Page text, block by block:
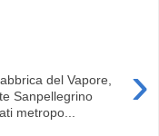
›
del Vapore,
Sanpellegrino
metropo...